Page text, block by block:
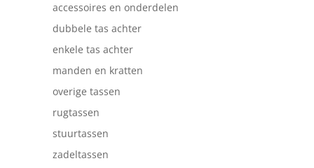
accessoires en onderdelen
dubbele tas achter
enkele tas achter
manden en kratten
overige tassen
rugtassen
stuurtassen
zadeltassen